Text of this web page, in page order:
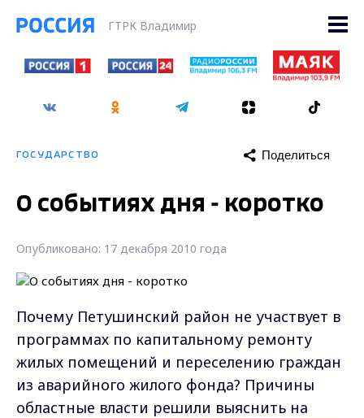
ГТРК Владимир
ГОСУДАРСТВО Поделиться
О событиях дня - коротко
Опубликовано: 17 декабря 2010 года
Почему Петушинский район не участвует в
программах по капитальному ремонту
жилых помещений и переселению граждан
из аварийного жилого фонда? Причины
областные власти решили выяснить на